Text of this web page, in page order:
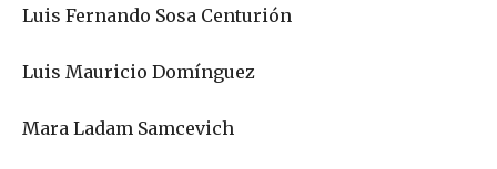
Luis Fernando Sosa Centurión
Luis Mauricio Domínguez
Mara Ladam Samcevich